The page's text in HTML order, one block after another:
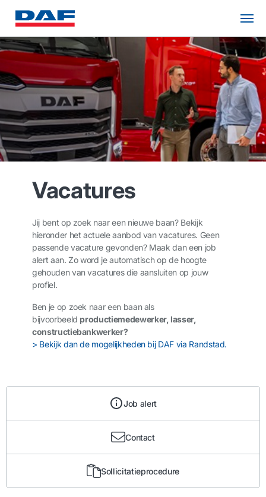
Vacatures
Jij bent op zoek naar een nieuwe baan? Bekijk
hieronder het actuele aanbod van vacatures. Geen
passende vacature gevonden? Maak dan een job
alert aan. Zo word je automatisch op de hoogte
gehouden van vacatures die aansluiten op jouw
profiel.
Ben je op zoek naar een baan als
bijvoorbeeld productiemedewerker, lasser,
constructiebankwerker?
> Bekijk dan de mogelijkheden bij DAF via Randstad.
Job alert
Contact
Sollicitatieprocedure